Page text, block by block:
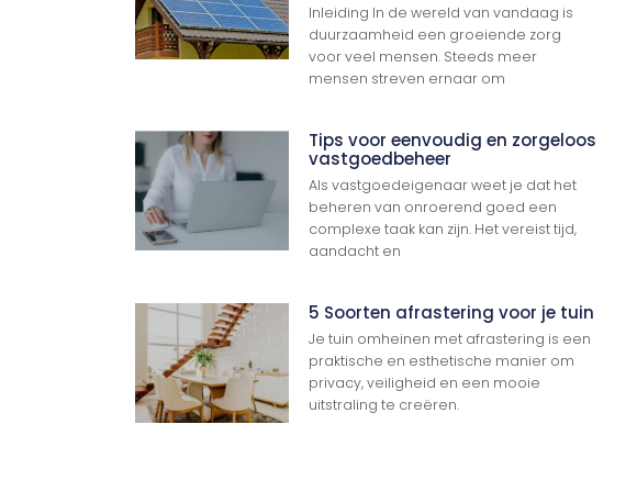
Inleiding In de wereld van vandaag is
duurzaamheid een groeiende zorg
voor veel mensen. Steeds meer
mensen streven ernaar om
Tips voor eenvoudig en zorgeloos
vastgoedbeheer
Als vastgoedeigenaar weet je dat het
beheren van onroerend goed een
complexe taak kan zijn. Het vereist tijd,
aandacht en
5 Soorten afrastering voor je tuin
Je tuin omheinen met afrastering is een
praktische en esthetische manier om
privacy, veiligheid en een mooie
uitstraling te creëren.